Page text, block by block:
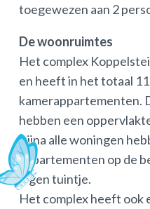
toegewezen aan 2
De woonruimtes
Het complex
en heeft in het totaal
kamerappartementen.
hebben een
Bijna alle woningen
appartementen op de
eigen tuintje.
Het complex heeft ook